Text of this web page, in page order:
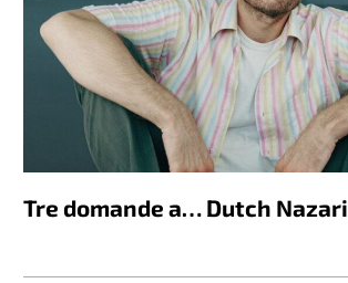
Tre domande a… Dutch Nazari